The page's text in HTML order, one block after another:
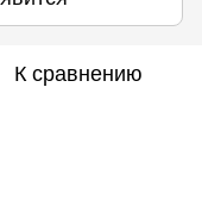
К сравнению